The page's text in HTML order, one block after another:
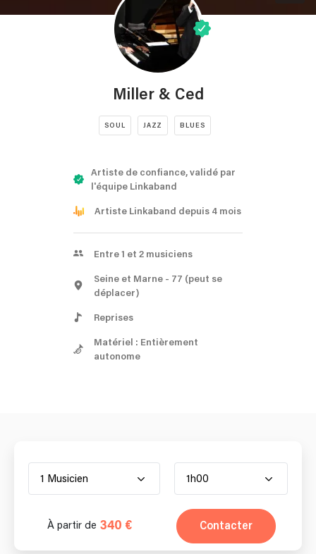
Miller & Ced
SOUL JAZZ BLUES
Artiste de confiance, validé par
l'équipe Linkaband
Artiste Linkaband depuis 4 mois
Entre 1 et 2 musiciens
Seine et Marne - 77 (peut se
déplacer)
Reprises
Matériel : Entièrement
autonome
1 Musicien 1h00
À partir de 340 € Contacter